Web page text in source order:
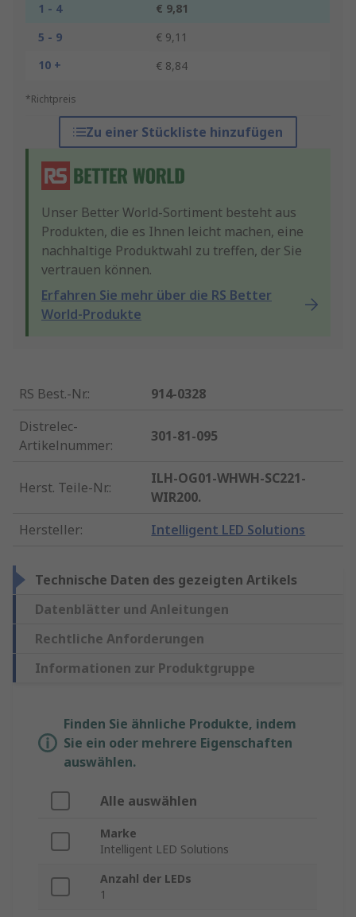
1 - 4
€ 9,81
5 - 9
€ 9,11
10 +
€ 8,84
*Richtpreis
Zu einer Stückliste hinzufügen
Unser Better World-Sortiment besteht aus
Produkten, die es Ihnen leicht machen, eine
nachhaltige Produktwahl zu treffen, der Sie
vertrauen können.
Erfahren Sie mehr über die RS Better
World-Produkte
RS Best.-Nr.:
914-0328
Distrelec-
Artikelnummer:
301-81-095
Herst. Teile-Nr.:
ILH-OG01-WHWH-SC221-
WIR200.
Hersteller: Intelligent LED Solutions
Technische Daten des gezeigten Artikels
Datenblätter und Anleitungen
Rechtliche Anforderungen
Informationen zur Produktgruppe
Finden Sie ähnliche Produkte, indem
Sie ein oder mehrere Eigenschaften
auswählen.
Alle auswählen
Marke
Intelligent LED Solutions
Anzahl der LEDs
1